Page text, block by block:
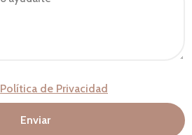
Política de Privacidad
Enviar